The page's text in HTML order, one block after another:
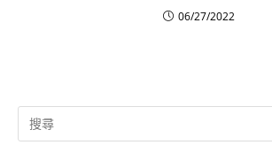
06/27/2022
Search
for: